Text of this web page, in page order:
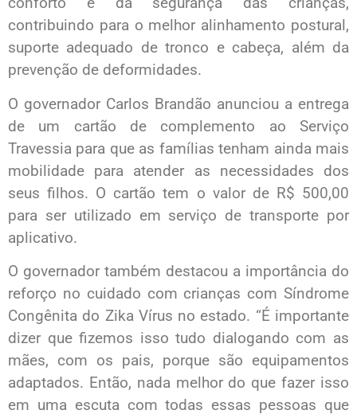
contribuindo para o melhor alinhamento postural,
suporte adequado de tronco e cabeça, além da
prevenção de deformidades.
O governador Carlos Brandão anunciou a entrega
de um cartão de complemento ao Serviço
Travessia para que as famílias tenham ainda mais
mobilidade para atender as necessidades dos
seus filhos. O cartão tem o valor de R$ 500,00
para ser utilizado em serviço de transporte por
aplicativo.
O governador também destacou a importância do
reforço no cuidado com crianças com Síndrome
Congênita do Zika Vírus no estado. “É importante
dizer que fizemos isso tudo dialogando com as
mães, com os pais, porque são equipamentos
adaptados. Então, nada melhor do que fazer isso
em uma escuta com todas essas pessoas que